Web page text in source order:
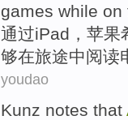
games while on
通过iPad ， 苹果
够在旅途中阅读
youdao
Kunz notes that